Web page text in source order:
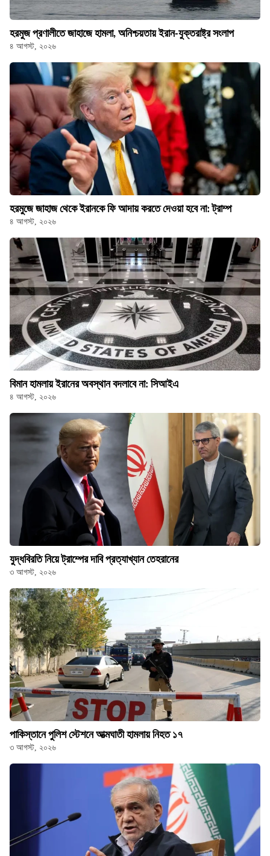
হরমুজ প্রণালীতে জাহাজে হামলা, অনিশ্চয়তায় ইরান-যুক্তরাষ্ট্র সংলাপ
৪ আগস্ট, ২০২৬
হরমুজে জাহাজ থেকে ইরানকে ফি আদায় করতে দেওয়া হবে না: ট্রাম্প
৪ আগস্ট, ২০২৬
বিমান হামলায় ইরানের অবস্থান বদলাবে না: সিআইএ
৪ আগস্ট, ২০২৬
যুদ্ধবিরতি নিয়ে ট্রাম্পের দাবি প্রত্যাখ্যান তেহরানের
৩ আগস্ট, ২০২৬
পাকিস্তানে পুলিশ স্টেশনে আত্মঘাতী হামলায় নিহত ১৭
৩ আগস্ট, ২০২৬